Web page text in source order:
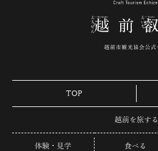
TOP
越前を旅する
体験・見学 食べる